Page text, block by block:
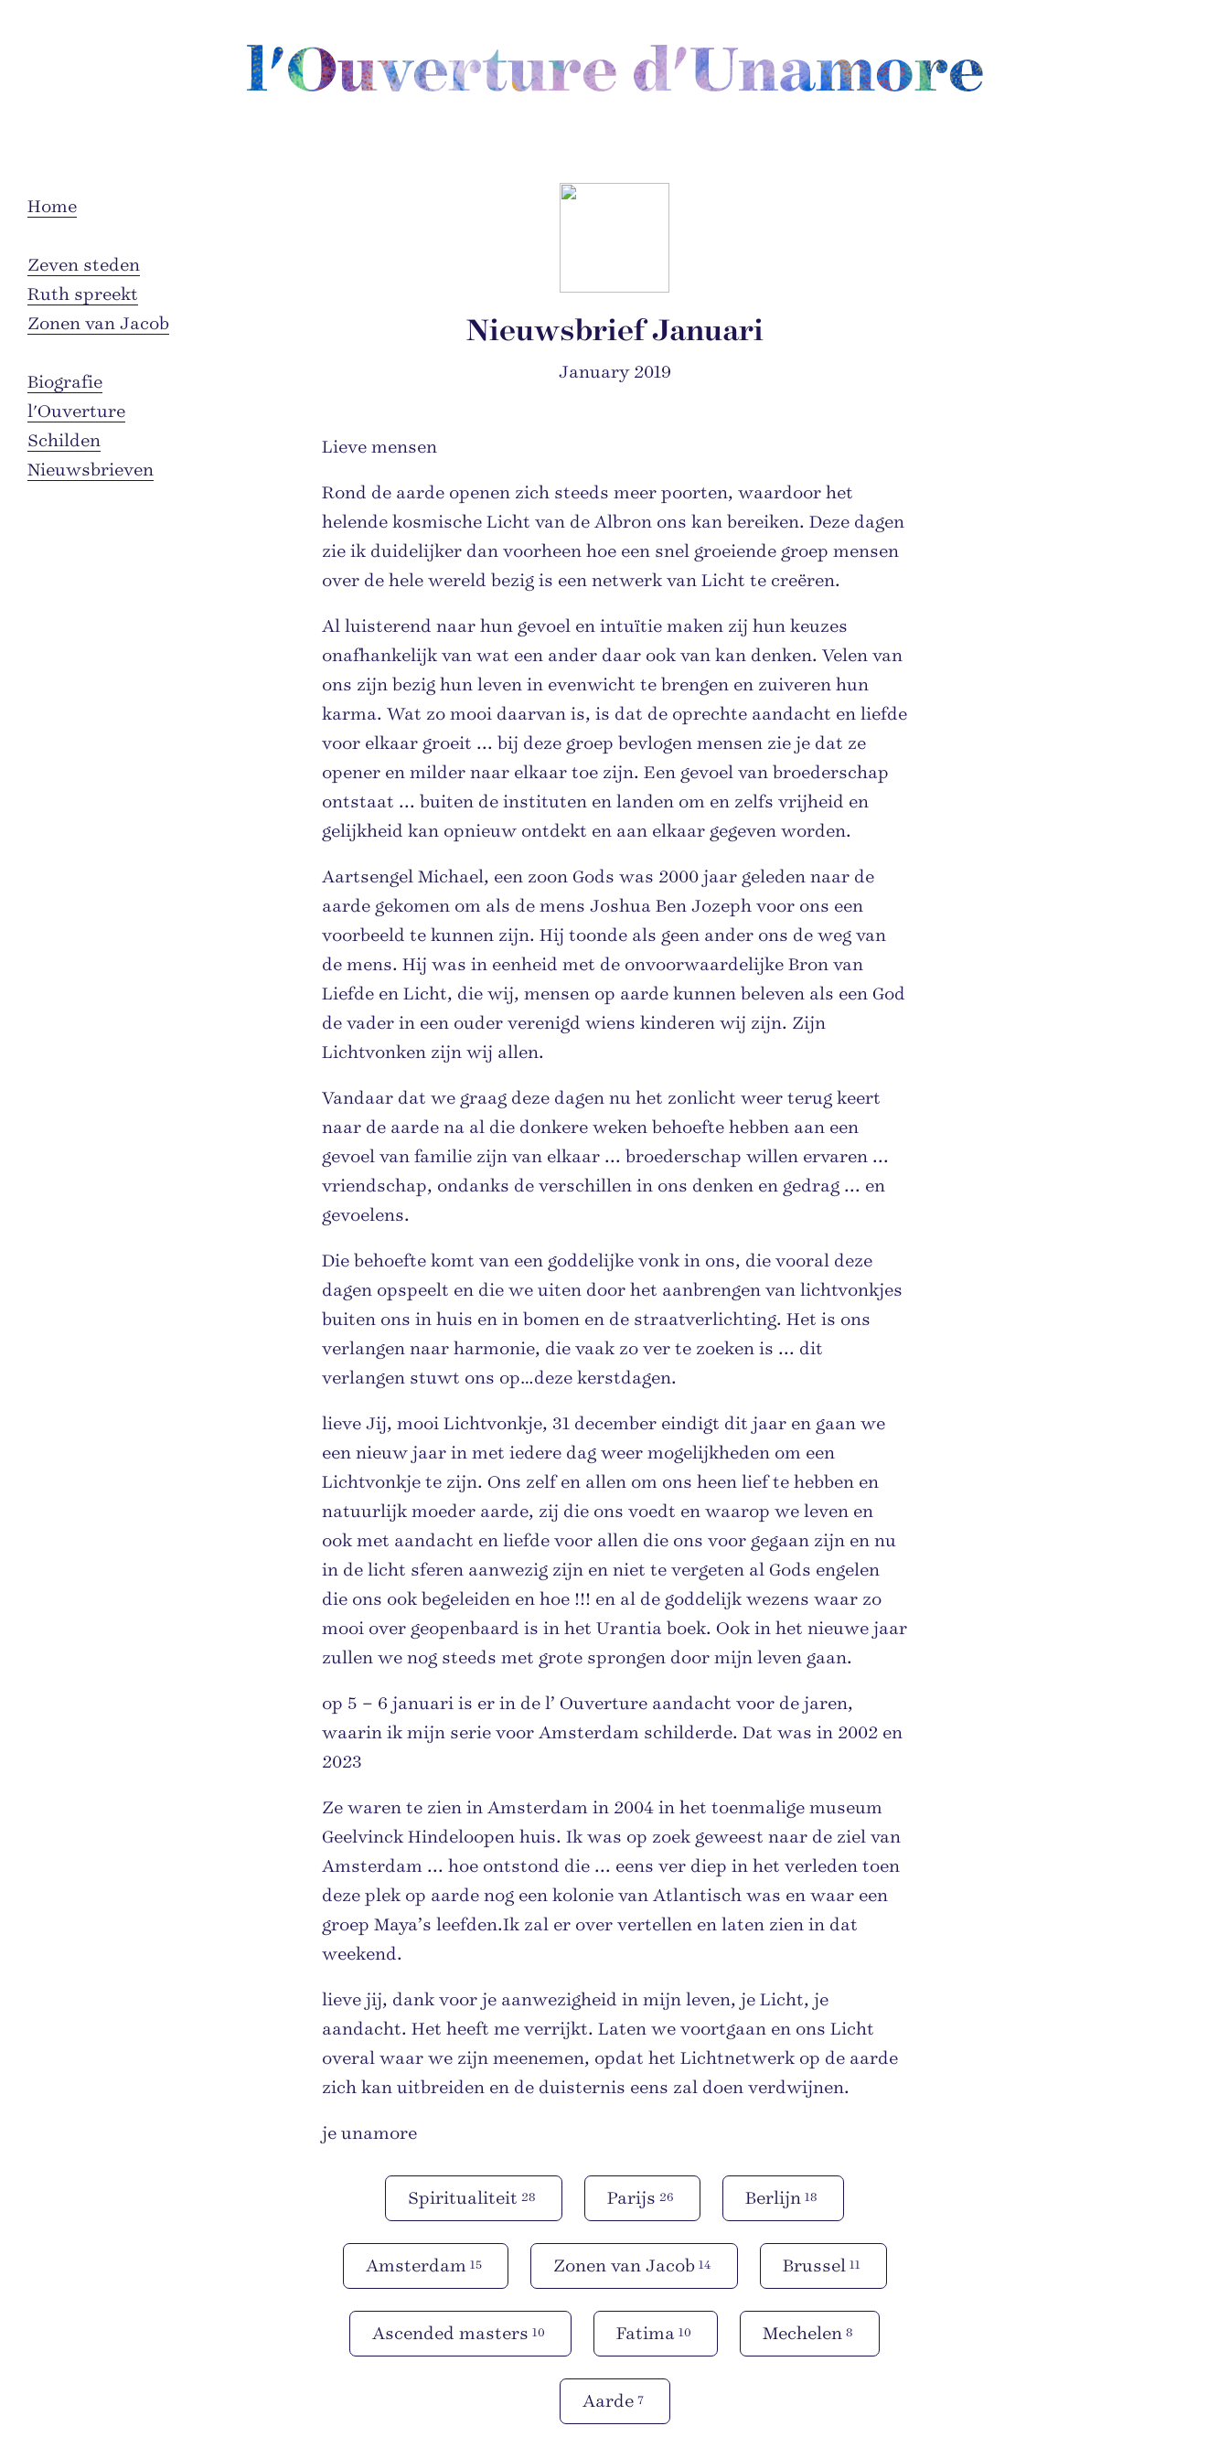
l'Ouverture d'Unamore
Home
Zeven steden
Ruth spreekt
Zonen van Jacob
Biografie
l'Ouverture
Schilden
Nieuwsbrieven
Nieuwsbrief Januari
January 2019
Lieve mensen
Rond de aarde openen zich steeds meer poorten, waardoor het
helende kosmische Licht van de Albron ons kan bereiken. Deze dagen
zie ik duidelijker dan voorheen hoe een snel groeiende groep mensen
over de hele wereld bezig is een netwerk van Licht te creëren.
Al luisterend naar hun gevoel en intuïtie maken zij hun keuzes
onafhankelijk van wat een ander daar ook van kan denken. Velen van
ons zijn bezig hun leven in evenwicht te brengen en zuiveren hun
karma. Wat zo mooi daarvan is, is dat de oprechte aandacht en liefde
voor elkaar groeit ... bij deze groep bevlogen mensen zie je dat ze
opener en milder naar elkaar toe zijn. Een gevoel van broederschap
ontstaat ... buiten de instituten en landen om en zelfs vrijheid en
gelijkheid kan opnieuw ontdekt en aan elkaar gegeven worden.
Aartsengel Michael, een zoon Gods was 2000 jaar geleden naar de
aarde gekomen om als de mens Joshua Ben Jozeph voor ons een
voorbeeld te kunnen zijn. Hij toonde als geen ander ons de weg van
de mens. Hij was in eenheid met de onvoorwaardelijke Bron van
Liefde en Licht, die wij, mensen op aarde kunnen beleven als een God
de vader in een ouder verenigd wiens kinderen wij zijn. Zijn
Lichtvonken zijn wij allen.
Vandaar dat we graag deze dagen nu het zonlicht weer terug keert
naar de aarde na al die donkere weken behoefte hebben aan een
gevoel van familie zijn van elkaar ... broederschap willen ervaren ...
vriendschap, ondanks de verschillen in ons denken en gedrag ... en
gevoelens.
Die behoefte komt van een goddelijke vonk in ons, die vooral deze
dagen opspeelt en die we uiten door het aanbrengen van lichtvonkjes
buiten ons in huis en in bomen en de straatverlichting. Het is ons
verlangen naar harmonie, die vaak zo ver te zoeken is ... dit
verlangen stuwt ons op…deze kerstdagen.
lieve Jij, mooi Lichtvonkje, 31 december eindigt dit jaar en gaan we
een nieuw jaar in met iedere dag weer mogelijkheden om een
Lichtvonkje te zijn. Ons zelf en allen om ons heen lief te hebben en
natuurlijk moeder aarde, zij die ons voedt en waarop we leven en
ook met aandacht en liefde voor allen die ons voor gegaan zijn en nu
in de licht sferen aanwezig zijn en niet te vergeten al Gods engelen
die ons ook begeleiden en hoe !!! en al de goddelijk wezens waar zo
mooi over geopenbaard is in het Urantia boek. Ook in het nieuwe jaar
zullen we nog steeds met grote sprongen door mijn leven gaan.
op 5 – 6 januari is er in de l’ Ouverture aandacht voor de jaren,
waarin ik mijn serie voor Amsterdam schilderde. Dat was in 2002 en
2023
Ze waren te zien in Amsterdam in 2004 in het toenmalige museum
Geelvinck Hindeloopen huis. Ik was op zoek geweest naar de ziel van
Amsterdam ... hoe ontstond die ... eens ver diep in het verleden toen
deze plek op aarde nog een kolonie van Atlantisch was en waar een
groep Maya’s leefden.Ik zal er over vertellen en laten zien in dat
weekend.
lieve jij, dank voor je aanwezigheid in mijn leven, je Licht, je
aandacht. Het heeft me verrijkt. Laten we voortgaan en ons Licht
overal waar we zijn meenemen, opdat het Lichtnetwerk op de aarde
zich kan uitbreiden en de duisternis eens zal doen verdwijnen.
je unamore
Spiritualiteit 28 Parijs 26 Berlijn 18
Amsterdam 15 Zonen van Jacob 14 Brussel 11
Ascended masters 10 Fatima 10 Mechelen 8
Aarde 7